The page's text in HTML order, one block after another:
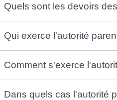
Quels sont les devoirs
Qui exerce l'autorité
Comment s'exerce
Dans quels cas l'autorité